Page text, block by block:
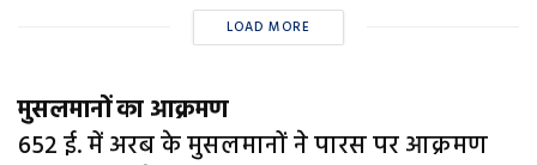
LOAD MORE
मुसलमानों का आक्रमण
652 ई. में अरब के मुसलमानों ने पारस पर आक्रमण